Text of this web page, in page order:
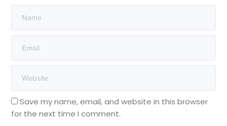
Save my name, email, and website in this browser
for the next time I comment.